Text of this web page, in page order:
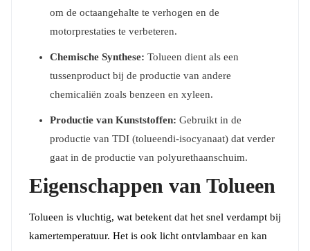
om de octaangehalte te verhogen en de
motorprestaties te verbeteren.
Chemische Synthese: Tolueen dient als een
tussenproduct bij de productie van andere
chemicaliën zoals benzeen en xyleen.
Productie van Kunststoffen: Gebruikt in de
productie van TDI (tolueendi-isocyanaat) dat verder
gaat in de productie van polyurethaanschuim.
Eigenschappen van Tolueen
Tolueen is vluchtig, wat betekent dat het snel verdampt bij
kamertemperatuur. Het is ook licht ontvlambaar en kan